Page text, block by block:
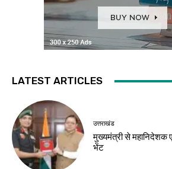
LATEST ARTICLES
उत्तराखंड
मुख्यमंत्री से महानिदेशक
भेंट